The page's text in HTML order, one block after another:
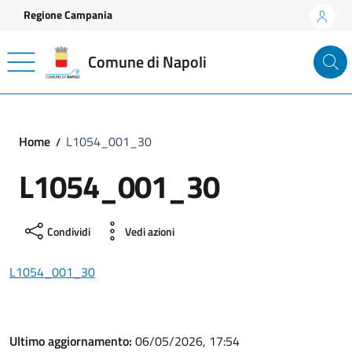
Vai ai contenuti
Vai al footer
Regione Campania
Comune di Napoli
Home L1054_001_30
L1054_001_30
Condividi Vedi azioni
L1054_001_30
Ultimo aggiornamento: 06/05/2026, 17:54